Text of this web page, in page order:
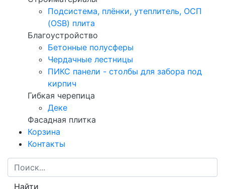
Подсистема, плёнки, утеплитель, ОСП
(OSB) плита
Благоустройство
Бетонные полусферы
Чердачные лестницы
ПИКС панели - столбы для забора под
кирпич
Гибкая черепица
Деке
Фасадная плитка
Корзина
Контакты
Найти